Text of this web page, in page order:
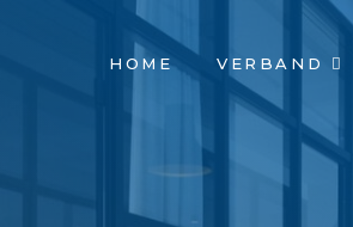
NAVIGATION
ÜBERSPRINGEN
HOME VERBAND